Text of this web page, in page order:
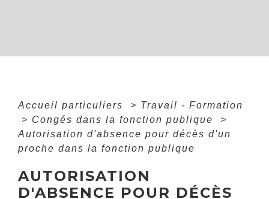
Accueil particuliers > Travail - Formation
> Congés dans la fonction publique
>
Autorisation d'absence pour décès d'un
proche dans la fonction publique
AUTORISATION
D'ABSENCE POUR DÉCÈS